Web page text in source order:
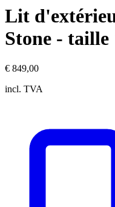
Lit
Stone - taille
€ 849,00
incl. TVA